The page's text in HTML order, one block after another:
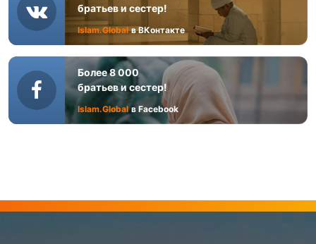
братьев и сестер!
Islam.Global в ВКонтакте
Более 8 000
братьев и сестер!
Islam.Global в Facebook